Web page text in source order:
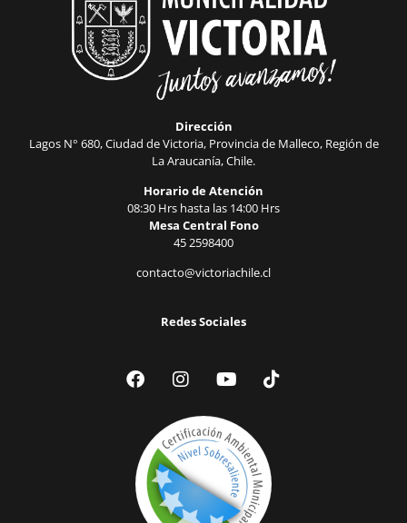
Dirección
Lagos N° 680, Ciudad de Victoria, Provincia de Malleco, Región de
La Araucanía, Chile.
Horario de Atención
08:30 Hrs hasta las 14:00 Hrs
Mesa Central Fono
45 2598400
contacto@victoriachile.cl
Redes Sociales